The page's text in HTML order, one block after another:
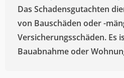
Das Schadensgutachten
von Bauschäden oder -
Versicherungsschäden. Es
Bauabnahme oder